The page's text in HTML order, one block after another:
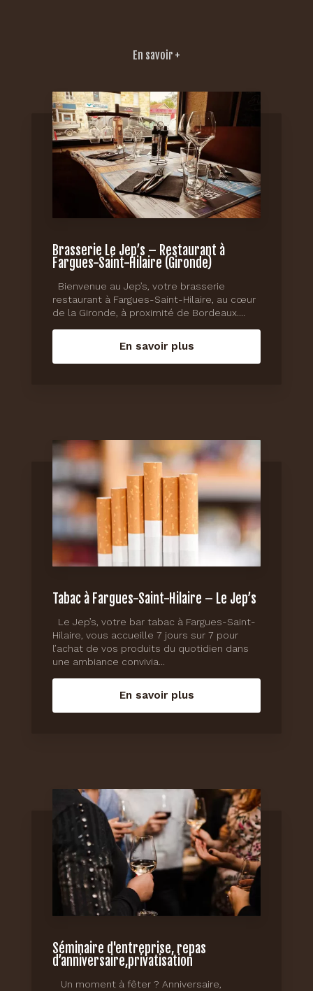
En savoir +
Brasserie Le Jep’s – Restaurant à
Fargues-Saint-Hilaire (Gironde)
Bienvenue au Jep’s, votre brasserie
restaurant à Fargues-Saint-Hilaire, au cœur
de la Gironde, à proximité de Bordeaux....
En savoir plus
Tabac à Fargues-Saint-Hilaire – Le Jep’s
Le Jep’s, votre bar tabac à Fargues-Saint-
Hilaire, vous accueille 7 jours sur 7 pour
l’achat de vos produits du quotidien dans
une ambiance convivia...
En savoir plus
Séminaire d'entreprise, repas
d’anniversaire,privatisation
Un moment à fêter ? Anniversaire,